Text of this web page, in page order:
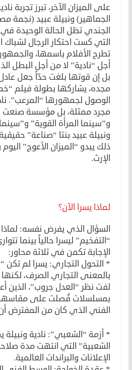
على الميزان الآخر، تبرز تجربة
الجماهير) ونبيلة عبيد (نجمة
الجندي تظل الحالة الوحيدة في
التي كست احتكار الرجال لشباك
تطرح الأفلام باسمها،
أجل “نادية” لا من أجل البطل
بل إن قوتها بلغت حدّاً جعل
مجده، يشاركها بطولة فيلم
الوصول لجمهورها “المرعب”.
مجرد ممثلة، بل مؤسسة صنعت
و”سينما المرأة القوية”
ونبيلة عبيد بنتا “صناعة”
ذلك يبدو “الميزان الأعوج”
الإرث.
لماذا يسرا الآن؟
السؤال الذي يفرض نفسه:
“التفخيم” ليسرا حالياً بينما
الإجابة تكمن في ثلاثة محاور:
* التحول التجاري: يسرا لم
بالمعنى التجاري الصرف، لكنها
لفت نظر “العدل جروب”، الذين
بمسلسلات فُصلت على
الفني الذي كان من المفترض أن
* أزمة “الشعبي”: نادية ونبيلة
الشعبية” التي انتهت مدة
الإعلانات والبراندات العالمية.